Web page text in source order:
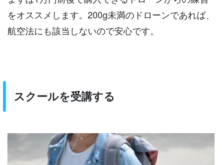
をオススメします。200g未満のドローンであれば、
航空法にも該当しないので安心です。
スクールを受講する